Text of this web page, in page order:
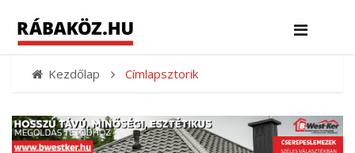
Kezdőlap Címlapsztorik